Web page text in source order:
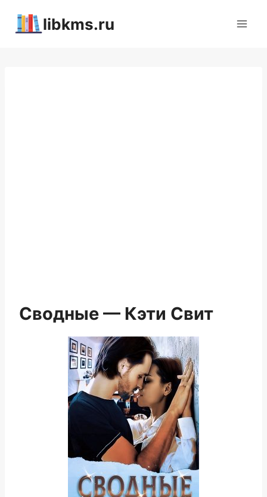
libkms.ru
Сводные — Кэти Свит